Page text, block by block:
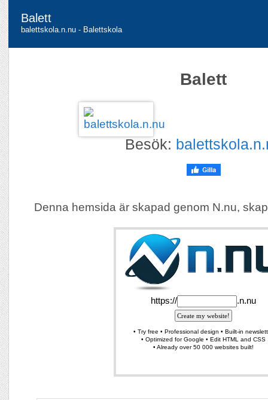
Balett
balettskola.n.nu - Balettskola
Balett
Besök:
Denna hemsida är skapad genom N.nu,